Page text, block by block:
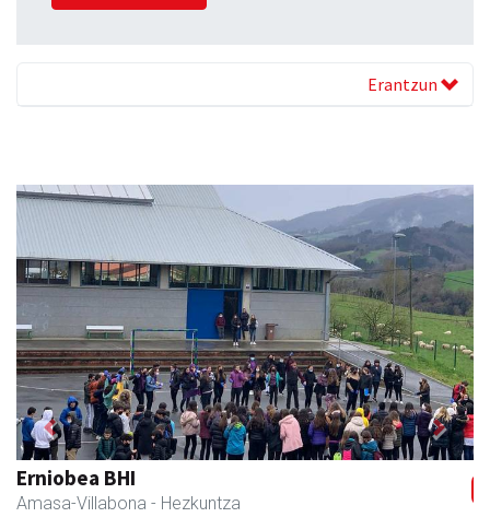
Erantzun
Erniobea BHI
Amasa-Villabona - Hezkuntza
Previous Next